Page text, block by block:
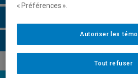
« Préférences ».
Tout refuser
Autoriser les